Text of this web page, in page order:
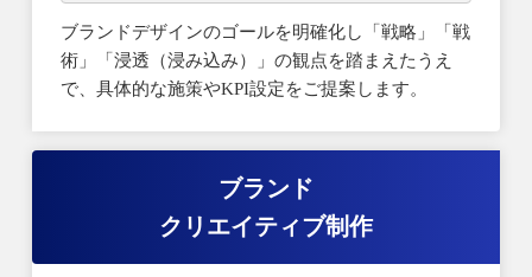
ブランドデザインのゴールを明確化し「戦略」「戦
術」「浸透（浸み込み）」の観点を踏まえたうえ
で、具体的な施策やKPI設定をご提案します。
ブランド
クリエイティブ制作